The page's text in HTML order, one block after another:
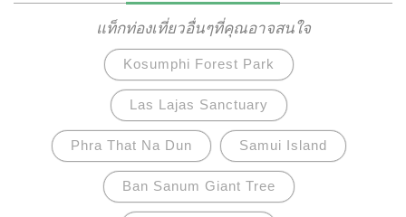
ประกงที่มีความสวยงามอีกแห่งหนึ่งในจังหวัด
ฉะเชิงเทราอีกด้วย
แท็กท่องเที่ยวอื่นๆที่คุณอาจสนใจ
Kosumphi Forest Park
Las Lajas Sanctuary
Phra That Na Dun Samui Island
Ban Sanum Giant Tree